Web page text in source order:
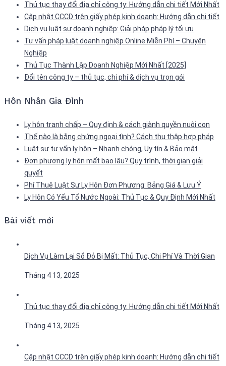
Thủ tục thay đổi địa chỉ công ty: Hướng dẫn chi tiết Mới Nhất
Cập nhật CCCD trên giấy phép kinh doanh: Hướng dẫn chi tiết
Dịch vụ luật sư doanh nghiệp: Giải pháp pháp lý tối ưu
Tư vấn pháp luật doanh nghiệp Online Miễn Phí – Chuyên
Nghiệp
Thủ Tục Thành Lập Doanh Nghiệp Mới Nhất [2025]
Đổi tên công ty – thủ tục, chi phí & dịch vụ trọn gói
Hôn Nhân Gia Đình
Ly hôn tranh chấp – Quy định & cách giành quyền nuôi con
Thế nào là bằng chứng ngoại tình? Cách thu thập hợp pháp
Luật sư tư vấn ly hôn – Nhanh chóng, Uy tín & Bảo mật
Đơn phương ly hôn mất bao lâu? Quy trình, thời gian giải
quyết
Phí Thuê Luật Sư Ly Hôn Đơn Phương: Bảng Giá & Lưu Ý
Ly Hôn Có Yếu Tố Nước Ngoài: Thủ Tục & Quy Định Mới Nhất
Bài viết mới
Dịch Vụ Làm Lại Sổ Đỏ Bị Mất: Thủ Tục, Chi Phí Và Thời Gian
Tháng 4 13, 2025
Thủ tục thay đổi địa chỉ công ty: Hướng dẫn chi tiết Mới Nhất
Tháng 4 13, 2025
Cập nhật CCCD trên giấy phép kinh doanh: Hướng dẫn chi tiết